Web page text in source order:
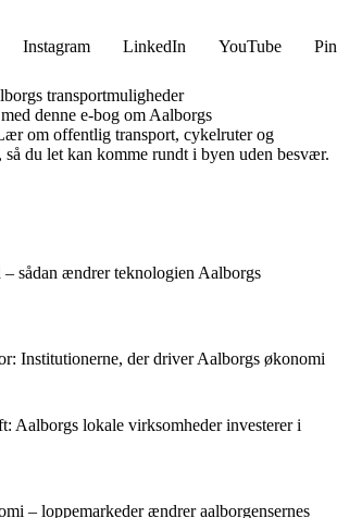
Instagram LinkedIn YouTube
transportmuligheder
denne e-bog om Aalborgs
om offentlig transport, cykelruter og
så du let kan komme rundt i byen uden besvær.
sådan ændrer teknologien Aalborgs
Institutionerne, der driver Aalborgs økonomi
Aalborgs lokale virksomheder investerer i
– loppemarkeder ændrer aalborgensernes